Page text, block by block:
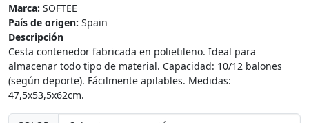
Marca: SOFTEE
País de origen: Spain
Descripción
Cesta contenedor fabricada en polietileno. Ideal para
almacenar todo tipo de material. Capacidad: 10/12 balones
(según deporte). Fácilmente apilables. Medidas:
47,5x53,5x62cm.